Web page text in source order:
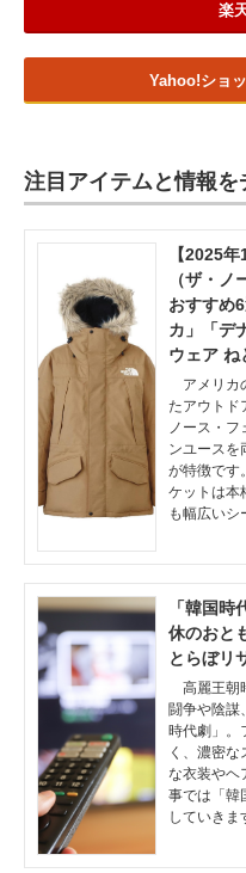
楽
Yahoo!ショ
注目アイテムと情報を
【2025
（ザ・ノ
おすすめ
カ」「デ
ウェア ね
アメリカ
たアウトド
ノース・フ
ンユースを
が特徴です
ケットは本
も幅広い
「韓国
休のおと
とらぼリ
高麗王朝
闘争や陰謀
時代劇」。
く、濃密
な衣装や
事では「韓
していき